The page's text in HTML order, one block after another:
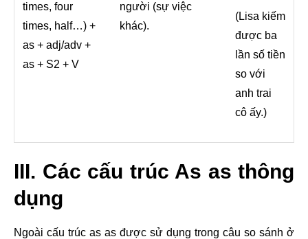
times, four
times, half…) +
as + adj/adv +
as + S2 + V
người (sự việc
khác).
(Lisa kiếm
được ba
lần số tiền
so với
anh trai
cô ấy.)
III. Các cấu trúc As as thông
dụng
Ngoài cấu trúc as as được sử dụng trong câu so sánh ở